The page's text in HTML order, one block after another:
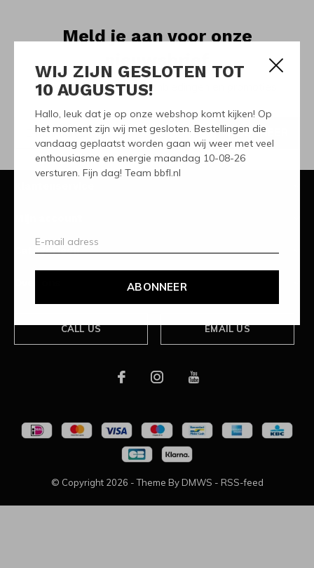
WIJ ZIJN GESLOTEN TOT
10 AUGUSTUS!
Hallo, leuk dat je op onze webshop komt kijken! Op
het moment zijn wij met gesloten. Bestellingen die
vandaag geplaatst worden gaan wij weer met veel
enthousiasme en energie maandag 10-08-26
versturen. Fijn dag! Team bbfl.nl
ABONNEER
Meld je aan voor onze
Ontvang de nieuwste aanbiedingen en promoties
ABONNEER
Categorieën
CALL US EMAIL US
© Copyright 2026 - Theme By DMWS - RSS-feed